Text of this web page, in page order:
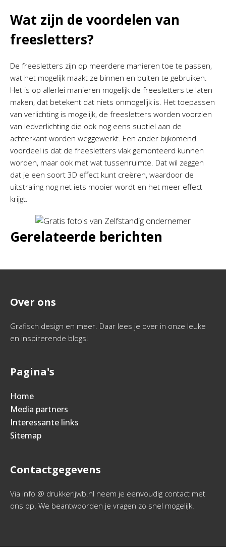
Wat zijn de voordelen van
freesletters?
De freesletters zijn op meerdere manieren toe te passen,
wat het mogelijk maakt ze binnen en buiten te gebruiken.
Het is op allerlei manieren mogelijk de freesletters te laten
maken, dat betekent dat niets onmogelijk is. Het toepassen
van verlichting is mogelijk, de freesletters worden voorzien
van ledverlichting die ook nog eens subtiel aan de
achterkant worden weggewerkt. Een ander bijkomend
voordeel is dat de freesletters vlak gemonteerd kunnen
worden, maar ook met wat tussenruimte. Dat wil zeggen
dat je een soort 3D effect kunt creëren, waardoor de
uitstraling nog net iets mooier wordt en het meer effect
krijgt.
Gerelateerde berichten
Over ons
Grafisch design en meer. Daar lees je over in onze leuke
en inspirerende blogs!
Pagina's
Home
Media partners
Interessante links
Sitemap
Contactgegevens
Via info @ drukkerijwb.nl neem je eenvoudig contact met
ons op. We beantwoorden je vragen zo snel mogelijk.